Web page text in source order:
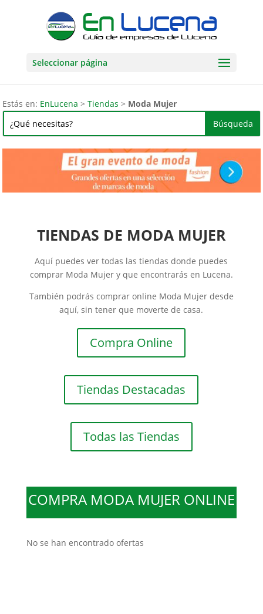
Seleccionar página
Estás en: EnLucena >Tiendas > Moda Mujer
TIENDAS DE MODA MUJER
Aquí puedes ver todas las tiendas donde puedes
comprar Moda Mujer y que encontrarás en Lucena.
También podrás comprar online Moda Mujer desde
aquí, sin tener que moverte de casa.
Compra Online
Tiendas Destacadas
Todas las Tiendas
COMPRA MODA MUJER ONLINE
No se han encontrado ofertas